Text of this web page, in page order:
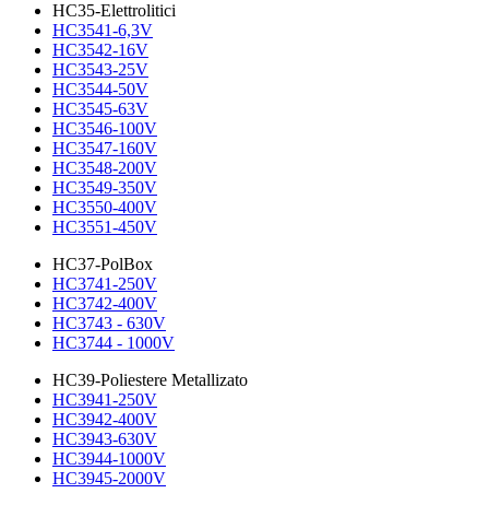
HC35-Elettrolitici
HC3541-6,3V
HC3542-16V
HC3543-25V
HC3544-50V
HC3545-63V
HC3546-100V
HC3547-160V
HC3548-200V
HC3549-350V
HC3550-400V
HC3551-450V
HC37-PolBox
HC3741-250V
HC3742-400V
HC3743 - 630V
HC3744 - 1000V
HC39-Poliestere Metallizato
HC3941-250V
HC3942-400V
HC3943-630V
HC3944-1000V
HC3945-2000V